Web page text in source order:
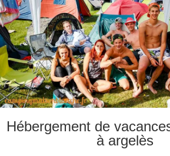
Hébergement de
à argelès